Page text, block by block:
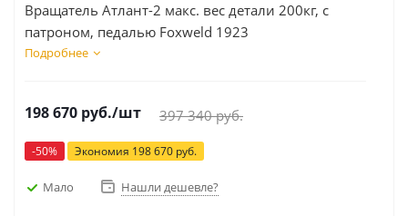
Вращатель Атлант-2 макс. вес детали 200кг, с
патроном, педалью Foxweld 1923
Подробнее
198 670 руб./шт 397 340руб.
-50% Экономия 198 670 руб.
Мало Нашли дешевле?